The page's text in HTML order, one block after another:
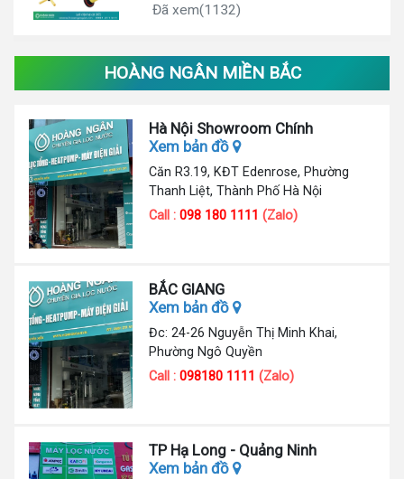
Đã xem(1132)
HOÀNG NGÂN MIỀN BẮC
Hà Nội Showroom Chính
Xem bản đồ
Căn R3.19, KĐT Edenrose, Phường
Thanh Liệt, Thành Phố Hà Nội
Call :098 180 1111 (Zalo)
BẮC GIANG
Xem bản đồ
Đc: 24-26 Nguyễn Thị Minh Khai,
Phường Ngô Quyền
Call :098180 1111 (Zalo)
TP Hạ Long - Quảng Ninh
Xem bản đồ